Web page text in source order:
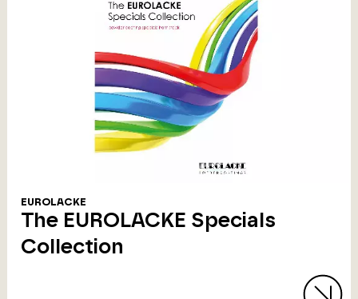
EUROLACKE
The EUROLACKE Specials
Collection